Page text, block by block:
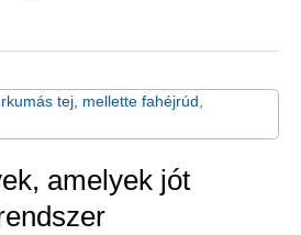
amelyek jót